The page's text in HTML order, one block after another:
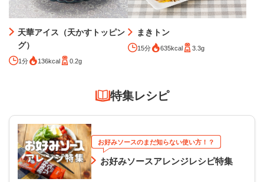
天華アイス（天かすトッピン
グ）
1分 136kcal 0.2g
まきトン
15分 635kcal 3.3g
特集レシピ
お好みソースのまだ知らない使い方！？
お好みソースアレンジレシピ特集